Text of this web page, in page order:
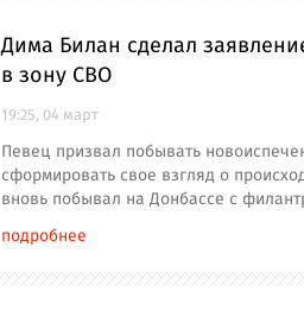
Дима Билан сделал
в зону СВО
19:25, 04 март
Певец призвал побывать
сформировать свое взгляд о
вновь побывал на Донбассе с
подробнее